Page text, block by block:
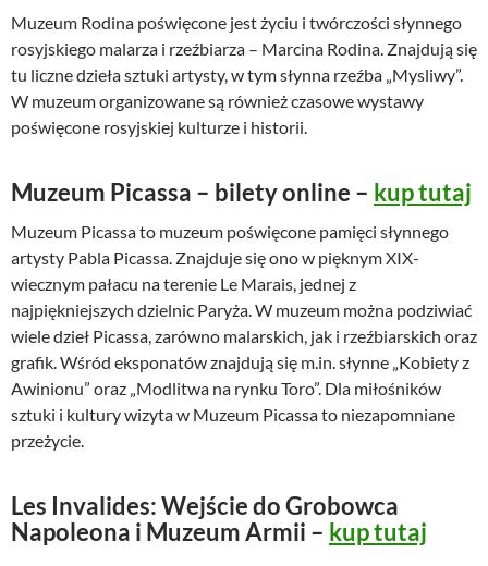
Muzeum Rodina poświęcone jest życiu i twórczości słynnego
rosyjskiego malarza i rzeźbiarza – Marcina Rodina. Znajdują się
tu liczne dzieła sztuki artysty, w tym słynna rzeźba „Mysliwy”.
W muzeum organizowane są również czasowe wystawy
poświęcone rosyjskiej kulturze i historii.
Muzeum Picassa – bilety online – kup tutaj
Muzeum Picassa to muzeum poświęcone pamięci słynnego
artysty Pabla Picassa. Znajduje się ono w pięknym XIX-
wiecznym pałacu na terenie Le Marais, jednej z
najpiękniejszych dzielnic Paryża. W muzeum można podziwiać
wiele dzieł Picassa, zarówno malarskich, jak i rzeźbiarskich oraz
grafik. Wśród eksponatów znajdują się m.in. słynne „Kobiety z
Awinionu” oraz „Modlitwa na rynku Toro”. Dla miłośników
sztuki i kultury wizyta w Muzeum Picassa to niezapomniane
przeżycie.
Les Invalides: Wejście do Grobowca
Napoleona i Muzeum Armii – kup tutaj